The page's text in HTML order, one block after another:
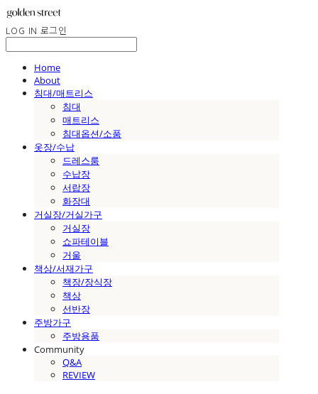
LOG IN 로그인
Home
About
침대/매트리스
침대
매트리스
침대옵션/소품
옷장/수납
드레스룸
수납장
서랍장
화장대
거실장/거실가구
거실장
쇼파테이블
거울
책상/서재가구
책장/장식장
책상
선반장
주방가구
주방용품
Community
Q&A
REVIEW